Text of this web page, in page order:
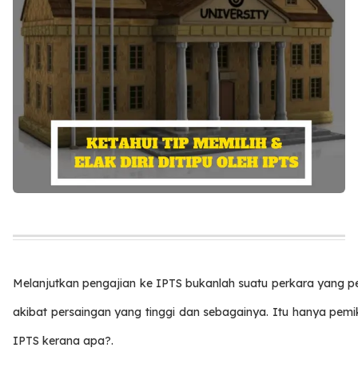
Melanjutkan pengajian ke IPTS bukanlah suatu perkara yang
akibat persaingan yang tinggi dan sebagainya. Itu hanya
IPTS kerana apa?.